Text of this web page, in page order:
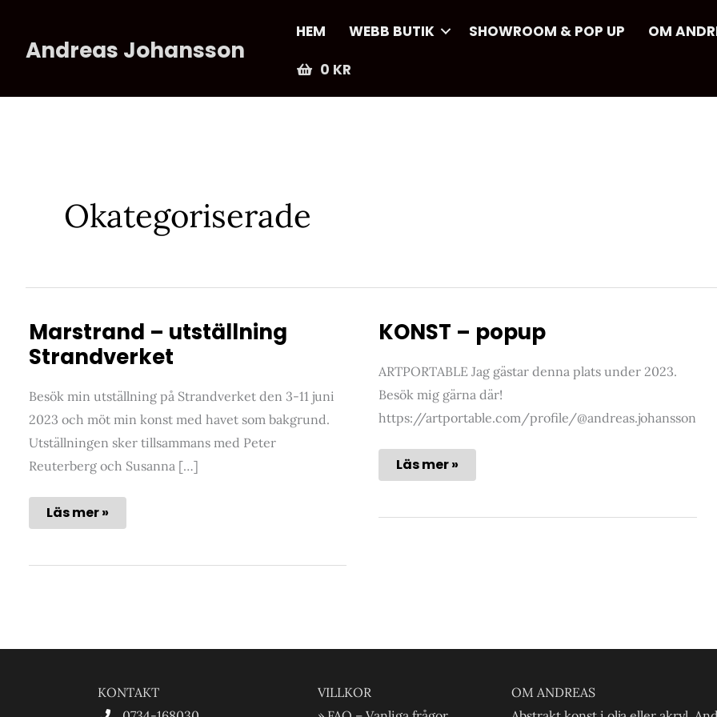
innehållAndreas Johansson
HEM WEBB BUTIK SHOWROOM & POP UP OM
0 KR
Okategoriserade
Marstrand – utställning
Strandverket
Besök min utställning på Strandverket den 3-11 juni
2023 och möt min konst med havet som bakgrund.
Utställningen sker tillsammans med Peter
Reuterberg och Susanna […]
Marstrand
–
Läs mer »
KONST – popup
ARTPORTABLE Jag gästar denna plats under 2023.
Besök mig gärna där!
https://artportable.com/profile/@andreas.johansson
KONST
–
Läs mer »
KONTAKT
VILLKOR
OM ANDREAS